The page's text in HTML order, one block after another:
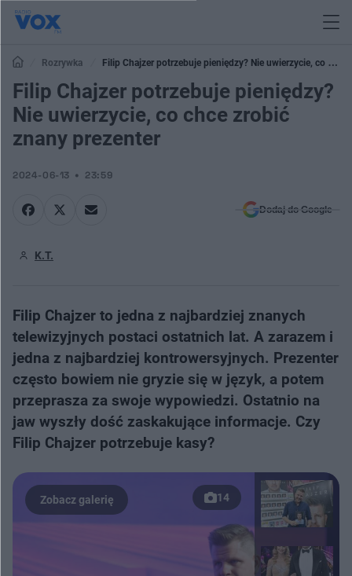
Rozrywka
Filip Chajzer potrzebuje pieniędzy? Nie uwierzycie, co chce
zrobić znany prezenter
Filip Chajzer potrzebuje pieniędzy?
Nie uwierzycie, co chce zrobić
znany prezenter
2024-06-13 23:59
Dodaj do Google
K.T.
Filip Chajzer to jedna z najbardziej znanych
telewizyjnych postaci ostatnich lat. A zarazem i
jedna z najbardziej kontrowersyjnych. Prezenter
często bowiem nie gryzie się w język, a potem
przeprasza za swoje wypowiedzi. Ostatnio na
jaw wyszły dość zaskakujące informacje. Czy
Filip Chajzer potrzebuje kasy?
14